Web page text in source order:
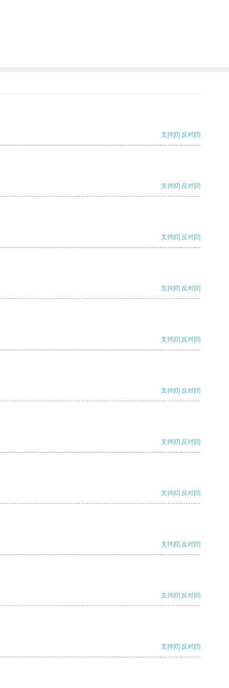
支持[0] 反对[0]
支持[0] 反对[0]
支持[0] 反对[0]
支持[0] 反对[0]
支持[0] 反对[0]
支持[0] 反对[0]
支持[0] 反对[0]
支持[0] 反对[0]
支持[0] 反对[0]
支持[0] 反对[0]
支持[0] 反对[0]